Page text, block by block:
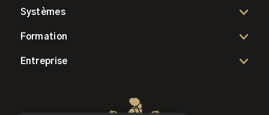
Systèmes
Formation
Entreprise